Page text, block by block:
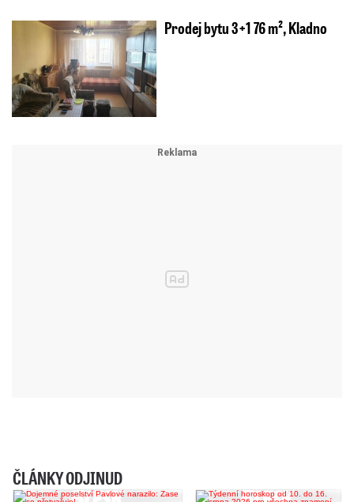
Prodej bytu 3+1 76 m², Kladno
ČLÁNKY ODJINUD